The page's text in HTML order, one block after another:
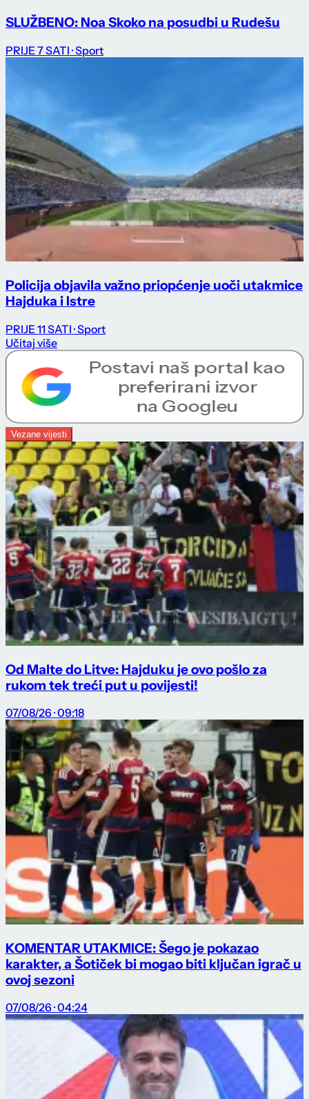
SLUŽBENO: Noa Skoko na posudbi u Rudešu
PRIJE 7 SATI · Sport
Policija objavila važno priopćenje uoči utakmice
Hajduka i Istre
PRIJE 11 SATI · Sport
Učitaj više
Vezane vijesti
Od Malte do Litve: Hajduku je ovo pošlo za
rukom tek treći put u povijesti!
07/08/26 · 09:18
KOMENTAR UTAKMICE: Šego je pokazao
karakter, a Šotiček bi mogao biti ključan igrač u
ovoj sezoni
07/08/26 · 04:24